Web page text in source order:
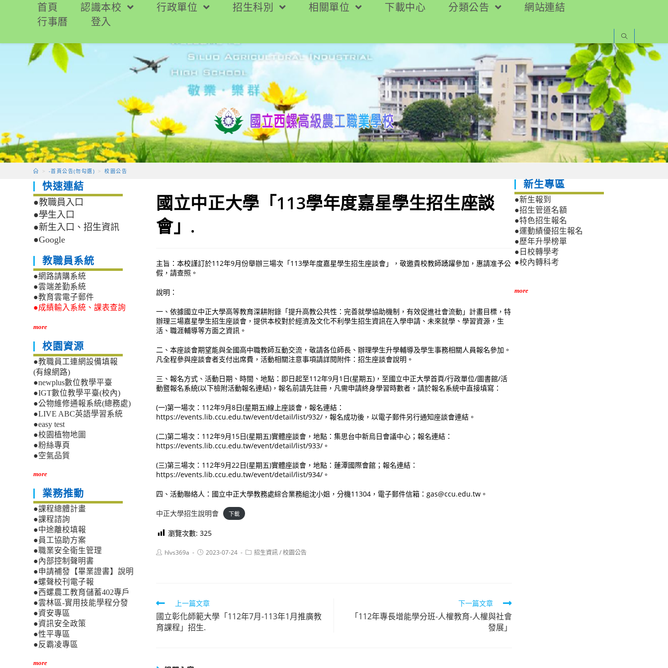
要
首頁 認識本校 行政單位 招生科別 相關單位 下載中心 分類公告
網站連結
行事曆
登入
> -首頁公告(勿勾選) > 校園公告
國立中正大學「113學年度嘉星學生招生座談
會」.
主旨：本校謹訂於112年9月份舉辦三場次「113學年度嘉星學生招生座談會」，敬邀貴校教師踴躍參加，惠請准予公
假，請查照。
說明：
一、依據國立中正大學高等教育深耕附錄「提升高教公共性：完善就學協助機制，有效促進社會流動」計畫目標，特
辦理三場嘉星學生招生座談會，提供本校對於經濟及文化不利學生招生資訊在入學申請、未來就學、學習資源，生
活、職涯輔導等方面之資訊。
二、本座談會期望能與全國高中職教師互動交流，敬請各位師長、辦理學生升學輔導及學生事務相關人員報名參加。
凡全程參與座談會者支付出席費，活動相關注意事項請詳閱附件：招生座談會說明。
三、報名方式、活動日期、時間、地點：即日起至112年9月1日(星期五)，至國立中正大學首頁/行政單位/圖書館/活
動暨報名系統(以下檢附活動報名連結)，報名前請先註冊，凡需申請終身學習時數者，請於報名系統中直接填寫：
(一)第一場次：112年9月8日(星期五)線上座談會，報名連結：
https://events.lib.ccu.edu.tw/event/detail/list/932/，報名成功後，以電子郵件另行通知座談會連結。
(二)第二場次：112年9月15日(星期五)實體座談會，地點：集思台中新烏日會議中心；報名連結：
https://events.lib.ccu.edu.tw/event/detail/list/933/。
(三)第三場次：112年9月22日(星期五)實體座談會，地點：蓮潭國際會館；報名連結：
https://events.lib.ccu.edu.tw/event/detail/list/934/。
四、活動聯絡人：國立中正大學教務處綜合業務組沈小姐，分機11304，電子郵件信箱：gas@ccu.edu.tw。
中正大學招生說明會 下載
瀏覽次數: 325
Posthlvs369a
Post2023-07-24
Post招生資訊/校園公告
Read
more
articles
上一篇文章
國立彰化師範大學「112年7月-113年1月推廣教
育課程」招生.
下一篇文章
「112年專長增能學分班-人權教育-人權與社會
發展」
快速連結
●教職員入口
●學生入口
●新生入口、招生資訊
●Google
教職員系統
●網路請購系統
●雲端差勤系統
●教育雲電子郵件
●成績輸入系統、課表查詢
more
校園資源
●教職員工連網設備填報
(有線網路)
●newplus數位教學平臺
●IGT數位教學平臺(校內)
●公物維修通報系統(總務處)
●LIVE ABC英語學習系統
●easy test
●校園植物地圖
●粉絲專頁
●空氣品質
more
業務推動
●課程總體計畫
●課程諮詢
●中途離校填報
●員工協助方案
●職業安全衛生管理
●內部控制聲明書
●申請補發【畢業證書】說明
●螺聲校刊電子報
●西螺農工教育儲蓄402專戶
●雲林區-實用技能學程分發
●資安專區
●資訊安全政策
●性平專區
●反霸凌專區
more
新生專區
●新生報到
●招生管道名額
●特色招生報名
●運動績優招生報名
●歷年升學榜單
●日校轉學考
●校內轉科考
more